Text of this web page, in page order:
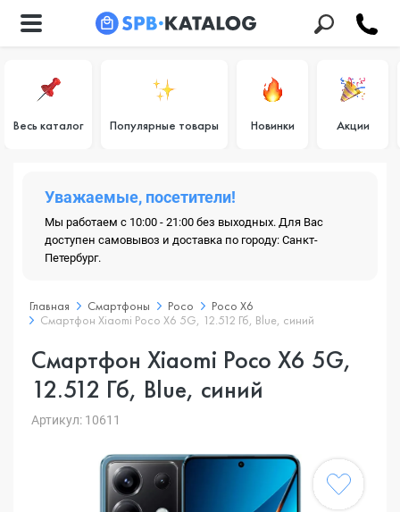
Весь каталог Популярные товары Новинки Акции
Уважаемые, посетители!
Мы работаем с 10:00 - 21:00 без выходных. Для Вас
доступен самовывоз и доставка по городу: Санкт-
Петербург.
Главная Смартфоны Poco
Poco X6
Смартфон Xiaomi Poco X6 5G, 12.512 Гб, Blue, синий
Смартфон Xiaomi Poco X6 5G,
12.512 Гб, Blue, синий
Артикул: 10611